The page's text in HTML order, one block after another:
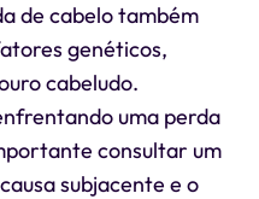
de cabelo também
genéticos,
cabeludo.
uma perda
consultar um
subjacente e o